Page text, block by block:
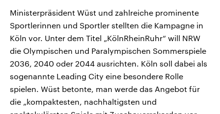
Ministerpräsident Wüst und zahlreiche prominente
Sportlerinnen und Sportler stellten die Kampagne in
Köln vor. Unter dem Titel „KölnRheinRuhr“ will NRW
die Olympischen und Paralympischen Sommerspiele
2036, 2040 oder 2044 ausrichten. Köln soll dabei als
sogenannte Leading City eine besondere Rolle
spielen. Wüst betonte, man werde das Angebot für
die „kompaktesten, nachhaltigsten und